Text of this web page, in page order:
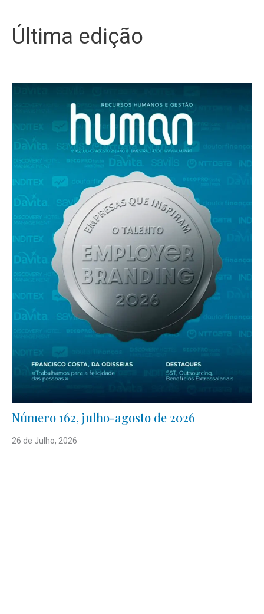
Última edição
Número 162, julho-agosto de 2026
26 de Julho, 2026